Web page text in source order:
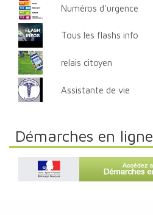
Numéros d'urgence
Tous les flashs info
relais citoyen
Assistante de vie
Démarches en ligne